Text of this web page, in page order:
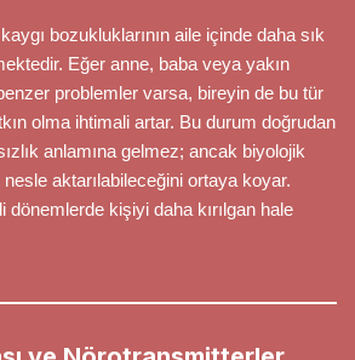
bozukluklarının aile içinde daha sık
Eğer anne, baba veya yakın
problemler varsa, bireyin de bu tür
olma ihtimali artar. Bu durum doğrudan
anlamına gelmez; ancak biyolojik
aktarılabileceğini ortaya koyar.
dönemlerde kişiyi daha kırılgan hale